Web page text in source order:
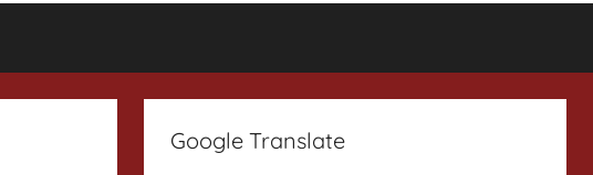
Google Translate